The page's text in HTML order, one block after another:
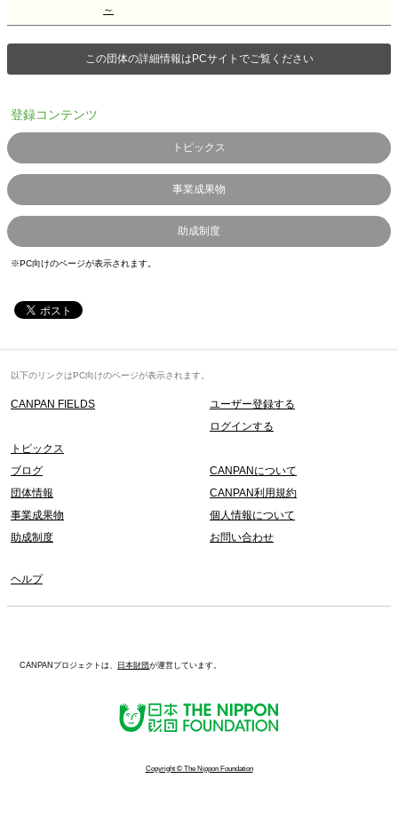
～
この団体の詳細情報はPCサイトでご覧ください
登録コンテンツ
トピックス
事業成果物
助成制度
※PC向けのページが表示されます。
以下のリンクはPC向けのページが表示されます。
CANPAN FIELDS
ユーザー登録する
ログインする
トピックス
ブログ
団体情報
事業成果物
助成制度
CANPANについて
CANPAN利用規約
個人情報について
お問い合わせ
ヘルプ
CANPANプロジェクトは、 日本財団が運営しています。
Copyright © The Nippon Foundation